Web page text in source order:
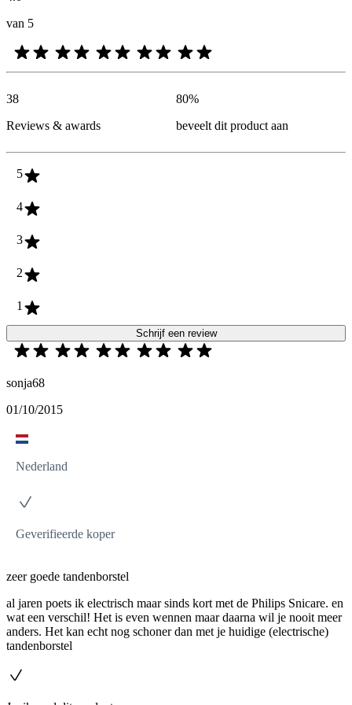
van 5
38
Reviews & awards
80%
beveelt dit product aan
5
4
3
2
1
Schrijf een review
sonja68
01/10/2015
Nederland
Geverifieerde koper
zeer goede tandenborstel
al jaren poets ik electrisch maar sinds kort met de Philips Snicare. en
wat een verschil! Het is even wennen maar daarna wil je nooit meer
anders. Het kan echt nog schoner dan met je huidige (electrische)
tandenborstel